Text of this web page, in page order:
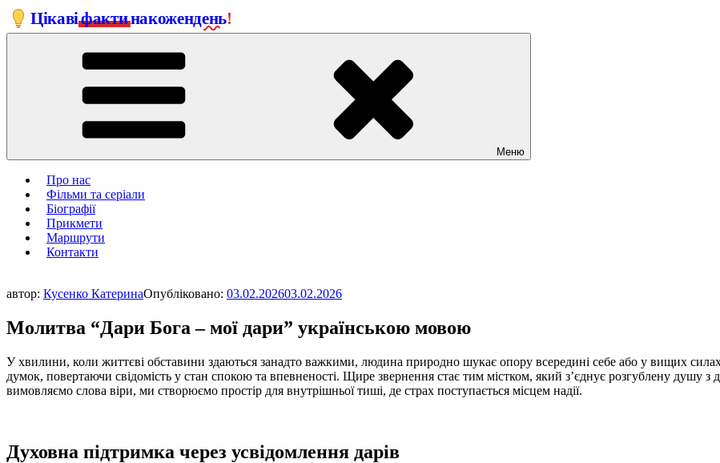
Перейти
до
Цікавіфактинакожендень!
Меню
Про нас
Фільми та серіали
Біографії
Прикмети
Маршрути
Контакти
автор: Кусенко КатеринаОпубліковано: 03.02.202603.02.2026
Молитва “Дари Бога – мої дари” українською мовою
У хвилини, коли життєві обставини здаються занадто важкими, людина природно шукає опору всередині себе або у вищих
думок, повертаючи свідомість у стан спокою та впевненості. Щире звернення стає тим містком, який з’єднує розгублену душу
вимовляємо слова віри, ми створюємо простір для внутрішньої тиші, де страх поступається місцем надії.
Духовна підтримка через усвідомлення дарів